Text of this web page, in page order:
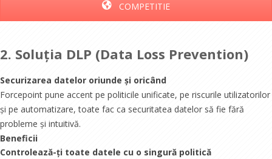
COMPETITIE
2. Soluția DLP (Data Loss Prevention)
Securizarea datelor oriunde și oricând
Forcepoint pune accent pe politicile unificate, pe riscurile utilizatorilor
și pe automatizare, toate fac ca securitatea datelor să fie fără
probleme și intuitivă.
Beneficii
Controlează-ți toate datele cu o singură politică